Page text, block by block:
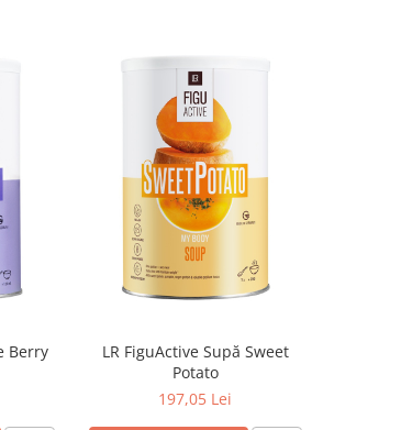
Berry
LR FiguActive Supă Sweet
Potato
197,05 Lei